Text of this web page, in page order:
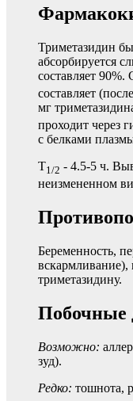
Триметазидин
абсорбируется
составляет 90%.
составляет
мг
проходит через
с белками
T1/2 - 4.5-5 ч.
неизмененном
Беременность,
вскармливание),
триметазидину.
Побочные
Возможно:
зуд).
Редко: тошнота,